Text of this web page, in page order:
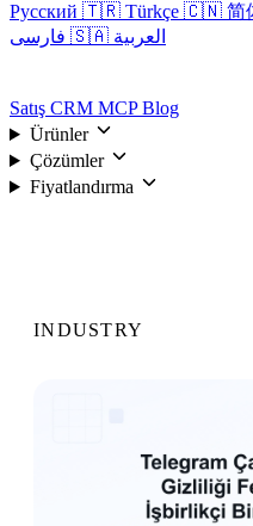
Русский 🇹🇷 Türkçe 🇨🇳 简
🇸🇦 العربية
Satış CRM MCPBlog
Ürünler
Çözümler
Fiyatlandırma
INDUSTRY